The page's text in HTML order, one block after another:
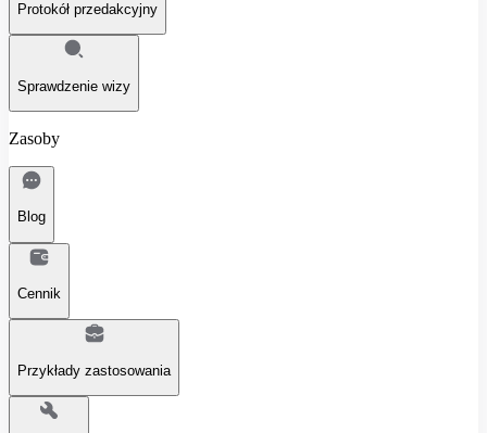
Protokół przedakcyjny
Sprawdzenie wizy
Zasoby
Blog
Cennik
Przykłady zastosowania